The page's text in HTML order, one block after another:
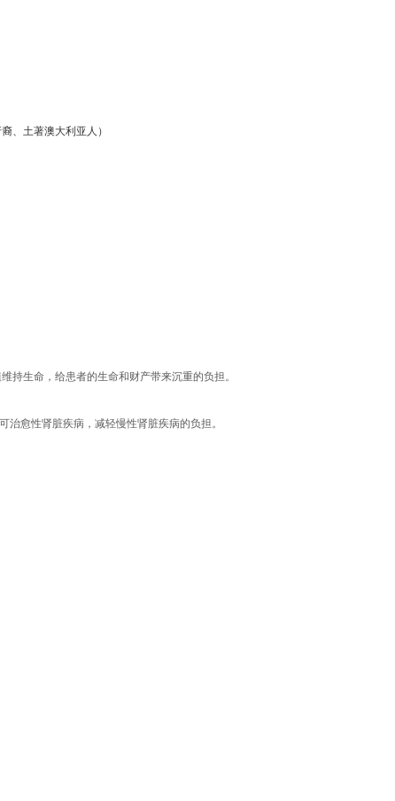
、土著澳大利亚人）
持生命，给患者的生命和财产带来沉重的负担。
愈性肾脏疾病，减轻慢性肾脏疾病的负担。